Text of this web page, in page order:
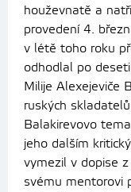
houževnatě a
provedení 4.
v létě toho roku
odhodlal po
Milije Alexejeviče
ruských
Balakirevovo
jeho dalším
vymezil v dopise
svému mentorovi